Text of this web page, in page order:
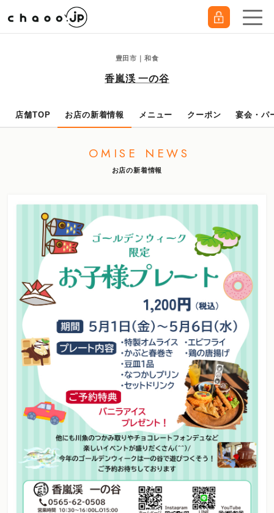
豊田市｜和食
香嵐渓 一の谷
店舗TOP お店の新着情報 メニュー クーポン 宴会・パ
OMISE NEWS
お店の新着情報